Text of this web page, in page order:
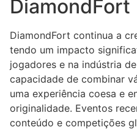
DiamondFort
DiamondFort continua a
tendo um impacto
jogadores e na indústria
capacidade de combinar
uma experiência coesa e
originalidade. Eventos
conteúdo e competições